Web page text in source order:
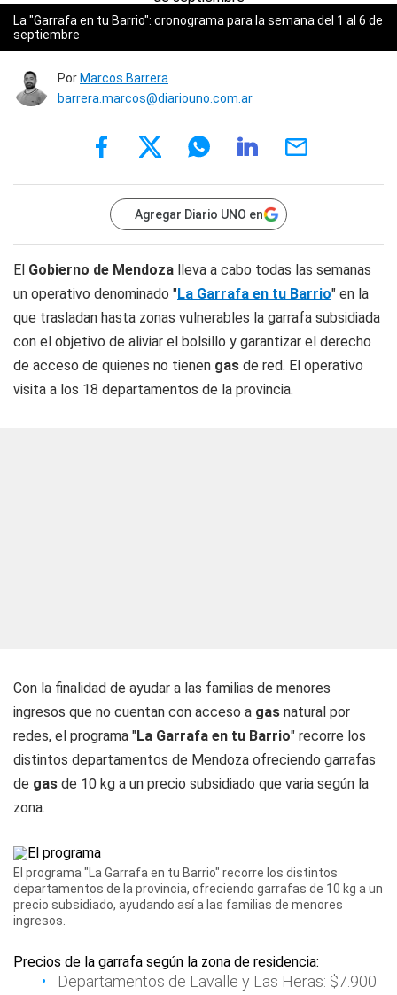
La "Garrafa en tu Barrio": cronograma para la semana del 1 al 6 de
septiembre
Por Marcos Barrera
barrera.marcos@diariouno.com.ar
Agregar Diario UNO en
El Gobierno de Mendoza lleva a cabo todas las semanas
un operativo denominado "La Garrafa en tu Barrio" en la
que trasladan hasta zonas vulnerables la garrafa subsidiada
con el objetivo de aliviar el bolsillo y garantizar el derecho
de acceso de quienes no tienen gas de red. El operativo
visita a los 18 departamentos de la provincia.
Con la finalidad de ayudar a las familias de menores
ingresos que no cuentan con acceso a gas natural por
redes, el programa "La Garrafa en tu Barrio" recorre los
distintos departamentos de Mendoza ofreciendo garrafas
de gas de 10 kg a un precio subsidiado que varia según la
zona.
El programa "La Garrafa en tu Barrio" recorre los distintos
departamentos de la provincia, ofreciendo garrafas de 10 kg a un
precio subsidiado, ayudando así a las familias de menores
ingresos.
Precios de la garrafa según la zona de residencia:
Departamentos de Lavalle y Las Heras: $7.900